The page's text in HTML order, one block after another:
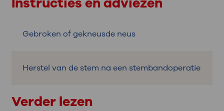
Gebroken of gekneusde neus
Herstel van de stem na een stembandoperatie
Verder lezen